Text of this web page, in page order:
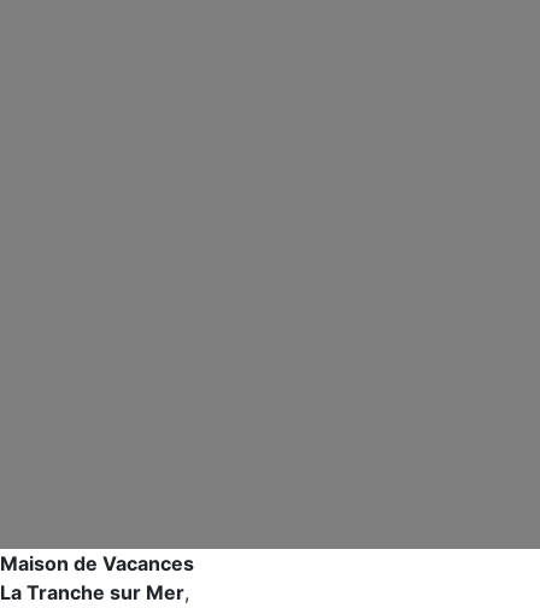
Maison de Vacances
La Tranche sur Mer,